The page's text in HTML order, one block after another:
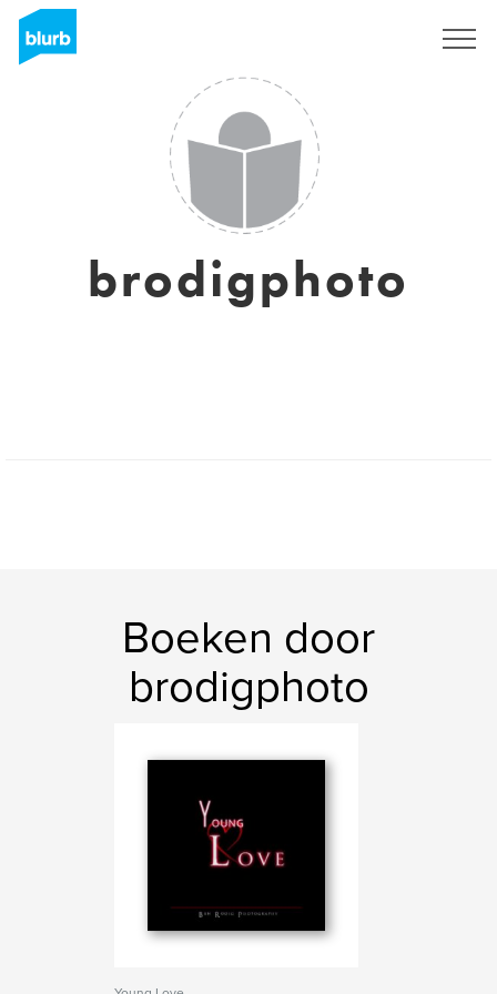
brodigphoto
Boeken door
brodigphoto